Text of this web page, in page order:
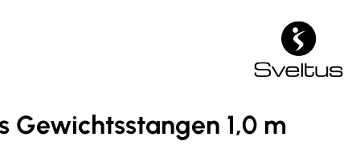
Gewichtsstangen 1,0 m